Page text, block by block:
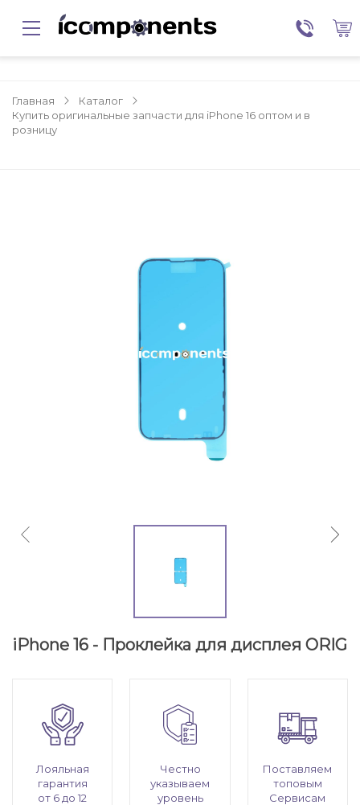
Главная
Каталог
Купить оригинальные запчасти для iPhone 16 оптом и в
розницу
iPhone 16 - Проклейка для дисплея ORIG
Лояльная
гарантия
от 6 до 12
Честно
указываем
уровень
Поставляем
топовым
Сервисам